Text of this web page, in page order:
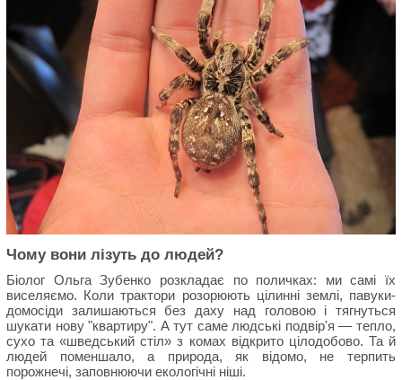
Чому вони лізуть до людей?
Біолог Ольга Зубенко розкладає по поличках: ми самі їх
виселяємо. Коли трактори розорюють цілинні землі, павуки-
домосіди залишаються без даху над головою і тягнуться
шукати нову "квартиру". А тут саме людські подвір'я — тепло,
сухо та «шведський стіл» з комах відкрито цілодобово. Та й
людей поменшало, а природа, як відомо, не терпить
порожнечі, заповнюючи екологічні ніші.